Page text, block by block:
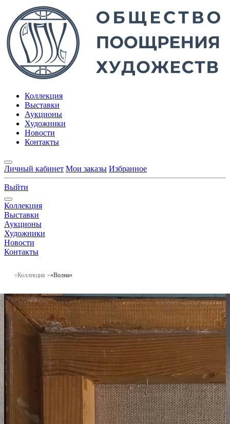
Коллекция
Выставки
Аукционы
Художники
Новости
Контакты
Личный кабинет Мои заказы Избранное
Выйти
Коллекция
Выставки
Аукционы
Художники
Новости
Контакты
Коллекция «Волна»